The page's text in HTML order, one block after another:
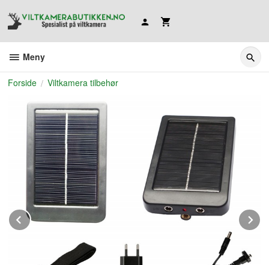
innholdet
Meny
Forside Viltkamera tilbehør
Prev